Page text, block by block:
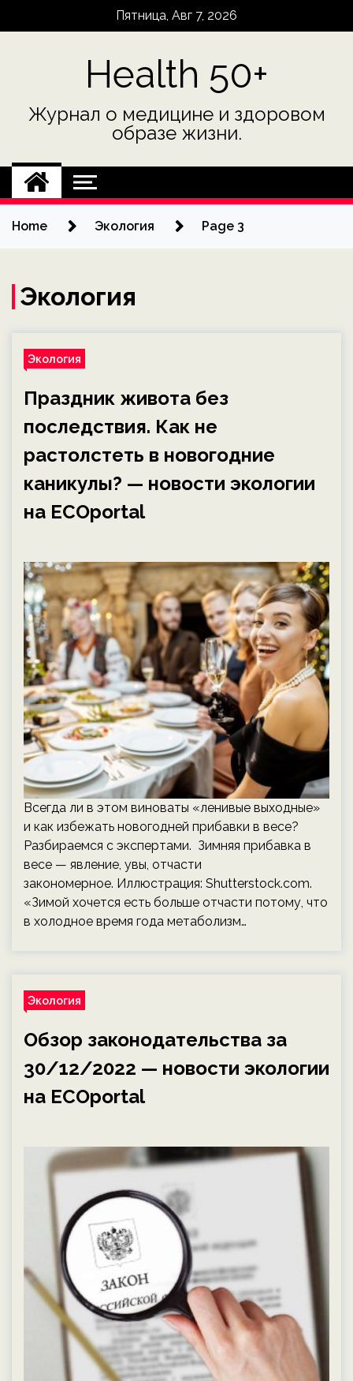
Пятница, Авг 7, 2026
Health 50+
Журнал о медицине и здоровом
образе жизни.
Home Экология Page 3
Экология
Экология
Праздник живота без
последствия. Как не
растолстеть в новогодние
каникулы? — новости экологии
на ECOportal
Всегда ли в этом виноваты «ленивые выходные»
и как избежать новогодней прибавки в весе?
Разбираемся с экспертами. Зимняя прибавка в
весе — явление, увы, отчасти
закономерное. Иллюстрация: Shutterstock.com.
«Зимой хочется есть больше отчасти потому, что
в холодное время года метаболизм…
Экология
Обзор законодательства за
30/12/2022 — новости экологии
на ECOportal